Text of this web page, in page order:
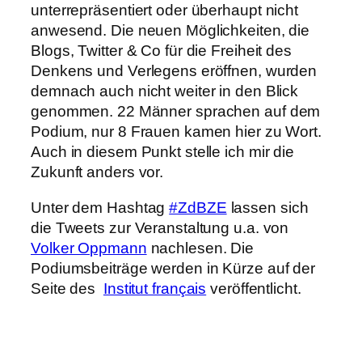
unterrepräsentiert oder überhaupt nicht
anwesend. Die neuen Möglichkeiten, die
Blogs, Twitter & Co für die Freiheit des
Denkens und Verlegens eröffnen, wurden
demnach auch nicht weiter in den Blick
genommen. 22 Männer sprachen auf dem
Podium, nur 8 Frauen kamen hier zu Wort.
Auch in diesem Punkt stelle ich mir die
Zukunft anders vor.
Unter dem Hashtag#ZdBZE lassen sich
die Tweets zur Veranstaltung u.a. von
Volker Oppmann nachlesen. Die
Podiumsbeiträge werden in Kürze auf der
Seite des Institut français veröffentlicht.